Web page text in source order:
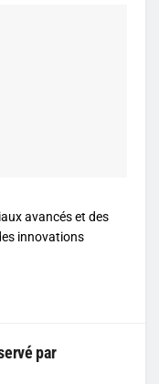
avancés et des
innovations
par